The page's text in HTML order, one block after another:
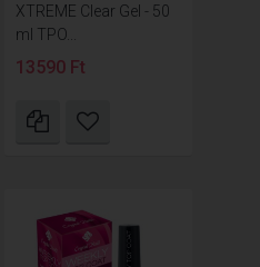
XTREME Clear Gel - 50
ml TPO...
13590 Ft